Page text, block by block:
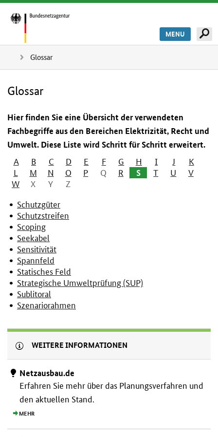
MENU
Glossar
Glossar
Hier finden Sie eine Übersicht der verwendeten
Fachbegriffe aus den Bereichen Elektrizität, Recht und
Umwelt. Diese Liste wird Schritt für Schritt erweitert.
A
B C D E F G H I J
K
L
M N O P Q R S T U
V
W
X Y Z
Schutzgüter
Schutzstreifen
Scoping
Seekabel
Sensitivität
Spannfeld
Statisches Feld
Strategische Umweltprüfung (SUP)
Sublitoral
Szenariorahmen
WEITERE INFORMATIONEN
Netzausbau.de
Erfahren Sie mehr über das Planungs­verfahren und
den aktuellen Stand.
MEHR